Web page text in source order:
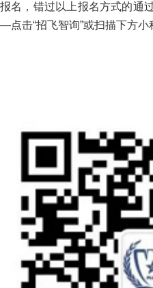
报名，错过以上报名方式的通
—点击“招飞智询”或扫描下方小